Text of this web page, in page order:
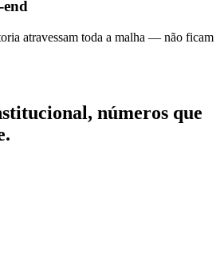
atravessam toda a malha — não ficam
números que